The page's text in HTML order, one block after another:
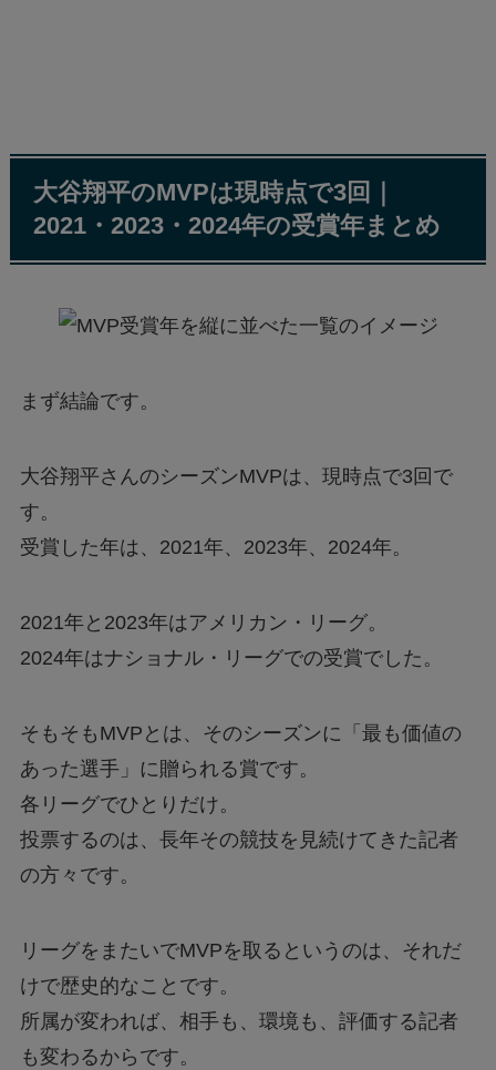
大谷翔平のMVPは現時点で3回｜
2021・2023・2024年の受賞年まとめ
まず結論です。
大谷翔平さんのシーズンMVPは、現時点で3回で
す。
受賞した年は、2021年、2023年、2024年。
2021年と2023年はアメリカン・リーグ。
2024年はナショナル・リーグでの受賞でした。
そもそもMVPとは、そのシーズンに「最も価値の
あった選手」に贈られる賞です。
各リーグでひとりだけ。
投票するのは、長年その競技を見続けてきた記者
の方々です。
リーグをまたいでMVPを取るというのは、それだ
けで歴史的なことです。
所属が変われば、相手も、環境も、評価する記者
も変わるからです。